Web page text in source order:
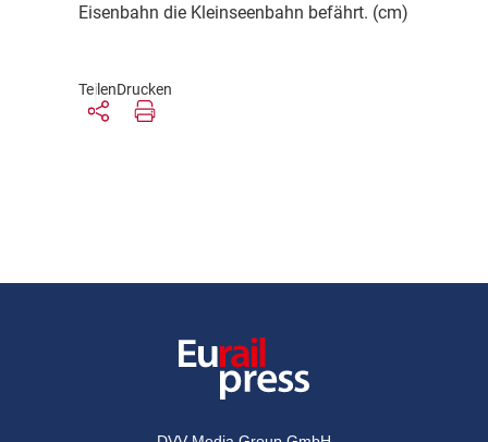
Eisenbahn die Kleinseenbahn befährt. (cm)
TeilenDrucken